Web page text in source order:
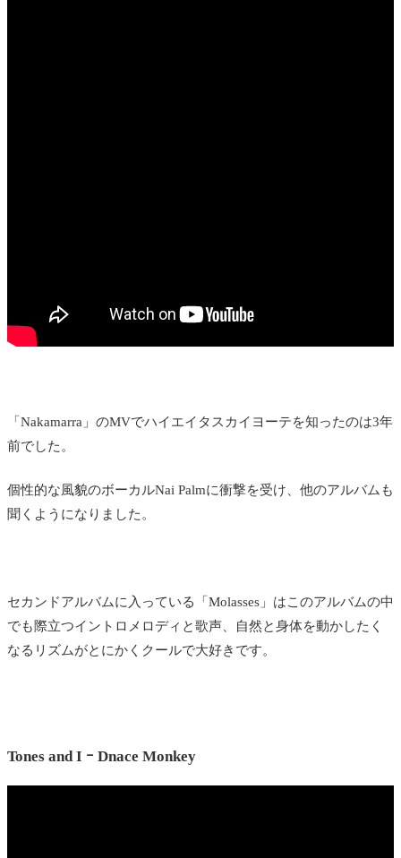
「Nakamarra」のMVでハイエイタスカイヨーテを知ったのは3年
前でした。
個性的な風貌のボーカルNai Palmに衝撃を受け、他のアルバムも
聞くようになりました。
セカンドアルバムに入っている「Molasses」はこのアルバムの中
でも際立つイントロメロディと歌声、自然と身体を動かしたく
なるリズムがとにかくクールで大好きです。
Tones and I ｰ Dnace Monkey